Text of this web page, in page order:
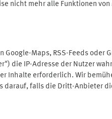
nicht mehr alle Funktionen
Maps, RSS-Feeds oder
die IP-Adresse der Nutzer
Inhalte erforderlich. Wir
darauf, falls die Dritt-Anbieter